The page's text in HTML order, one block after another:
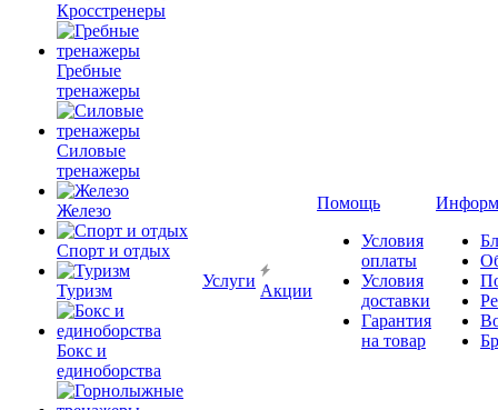
Кросстренеры
Гребные
тренажеры
Силовые
тренажеры
Железо
Спорт и отдых
Туризм
Бокс и
единоборства
Услуги
Акции
Помощь
Условия
оплаты
Условия
доставки
Гарантия
на товар